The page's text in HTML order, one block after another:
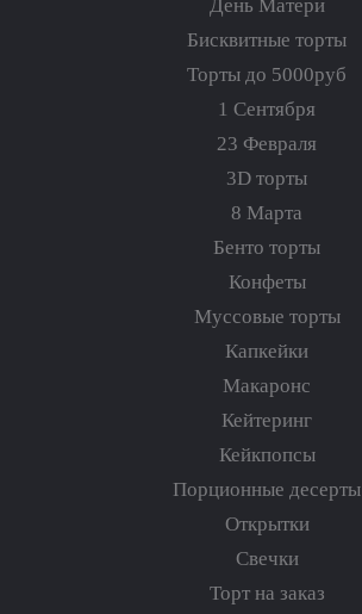
День Матери
Бисквитные торты
Торты до 5000руб
1 Сентября
23 Февраля
3D торты
8 Марта
Бенто торты
Конфеты
Муссовые торты
Капкейки
Макаронс
Кейтеринг
Кейкпопсы
Порционные десерты
Открытки
Свечки
Торт на заказ